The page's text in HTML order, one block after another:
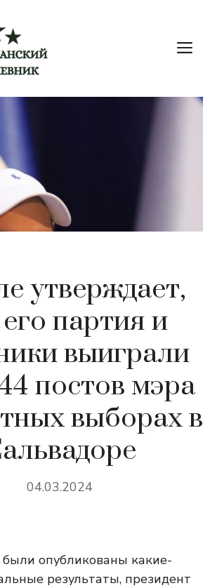
утверждает,
партия и
выиграли
постов мэра
выборах в
04.03.2024
опубликованы какие-
результаты, президент